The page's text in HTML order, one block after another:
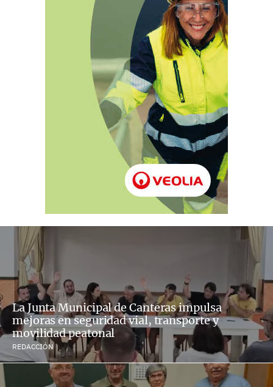
La Junta Municipal de Canteras impulsa
mejoras en seguridad vial, transporte y
movilidad peatonal
REDACCIÓN